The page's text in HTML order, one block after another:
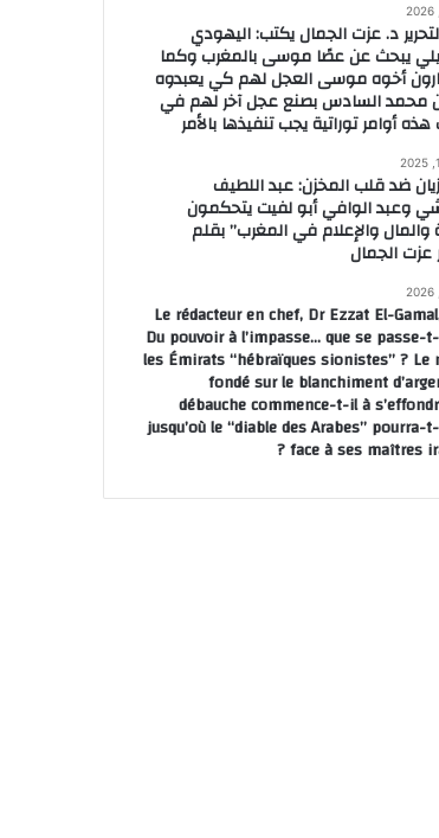
مارس 13, 2026
د. عزت الجمال يكتب: اليهودي
يبحث عن عصًا موسى بالمغرب وكما
أخوه موسى العجل لهم كي يعبدوه
محمد السادس بصنع عجل آخر لهم في
أوامر توراتية يجب تنفيذها بالأمر
ضد قلب المخزن: عبد اللطيف
وعبد الوافي أبو لفيت يتحكمون
والمال والإعلام في المغرب” بقلم
عزت الجمال
Le rédacteur en chef, Dr Ezzat El-
Du pouvoir à l’impasse… que se passe-
les Émirats “hébraïques sionistes” ? Le
fondé sur le blanchiment
débauche commence-t-il à
jusqu’où le “diable des Arabes”
face à ses maîtres